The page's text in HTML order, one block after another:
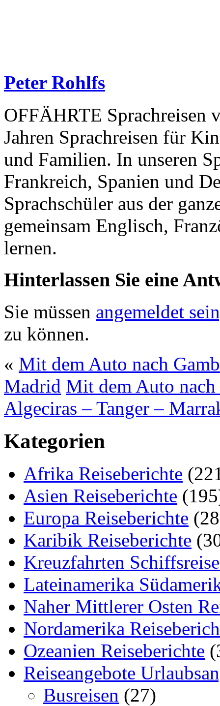
Peter Rohlfs
OFFÄHRTE Sprachreisen
Jahren Sprachreisen für
und Familien. In unseren
Frankreich, Spanien und
Sprachschüler aus der
gemeinsam Englisch,
lernen.
Hinterlassen Sie eine
Sie müssen angemeldet
zu können.
« Mit dem Auto nach
Madrid Mit dem Auto
Algeciras – Tanger –
Kategorien
Afrika Reiseberichte
Asien Reiseberichte
Europa Reiseberichte
Karibik Reiseberichte
Kreuzfahrten
Lateinamerika
Naher Mittlerer Osten
Nordamerika
Ozeanien Reiseberichte
Reiseangebote
Busreisen (27)